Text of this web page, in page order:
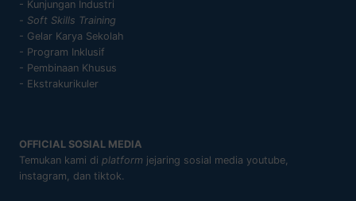
- Kunjungan Industri
- Soft Skills Training
- Gelar Karya Sekolah
- Program Inklusif
- Pembinaan Khusus
- Ekstrakurikuler
OFFICIAL SOSIAL MEDIA
Temukan kami di platform jejaring sosial media youtube,
instagram, dan tiktok.